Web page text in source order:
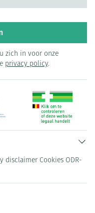
zich in voor onze
privacy policy.
disclaimer Cookies ODR-